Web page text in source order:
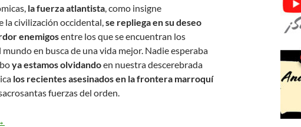
la fuerza atlantista, como insigne
la civilización occidental,se repliega en su deseo
enemigosentre los que se encuentran los
en busca de una vida mejor. Nadie esperaba
ya estamos olvidandoen nuestra descerebrada
los recientes asesinados en la frontera marroquí
fuerzas del orden.
migratorios